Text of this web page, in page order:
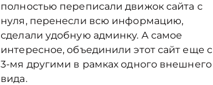
полностью переписали движок сайта с
нуля, перенесли всю информацию,
сделали удобную админку. А самое
интересное, объединили этот сайт еще с
3-мя другими в рамках одного внешнего
вида.